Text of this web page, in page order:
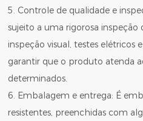
5. Controle de qualidade e
sujeito a uma rigorosa inspeção
inspeção visual, testes elétricos
garantir que o produto atenda
determinados.
6. Embalagem e entrega: É
resistentes, preenchidas com